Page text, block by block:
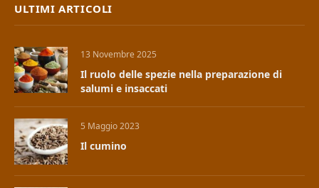
ULTIMI ARTICOLI
13 Novembre 2025
Il ruolo delle spezie nella preparazione di
salumi e insaccati
5 Maggio 2023
Il cumino